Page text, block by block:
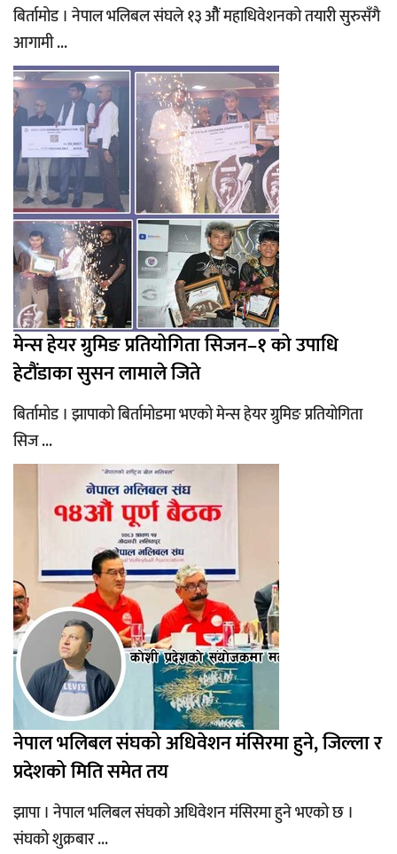
बिर्तामोड । नेपाल भलिबल संघले १३ औैं महाधिवेशनको तयारी सुरुसँगै
आगामी ...
मेन्स हेयर ग्रुमिङ प्रतियोगिता सिजन–१ को उपाधि
हेटौंडाका सुसन लामाले जिते
बिर्तामोड । झापाको बिर्तामोडमा भएको मेन्स हेयर ग्रुमिङ प्रतियोगिता
सिज ...
नेपाल भलिबल संघको अधिवेशन मंसिरमा हुने, जिल्ला र
प्रदेशको मिति समेत तय
झापा । नेपाल भलिबल संघको अधिवेशन मंसिरमा हुने भएको छ ।
संघको शुक्रबार ...